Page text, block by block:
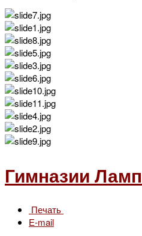
Гимназии
Печать
E-mail